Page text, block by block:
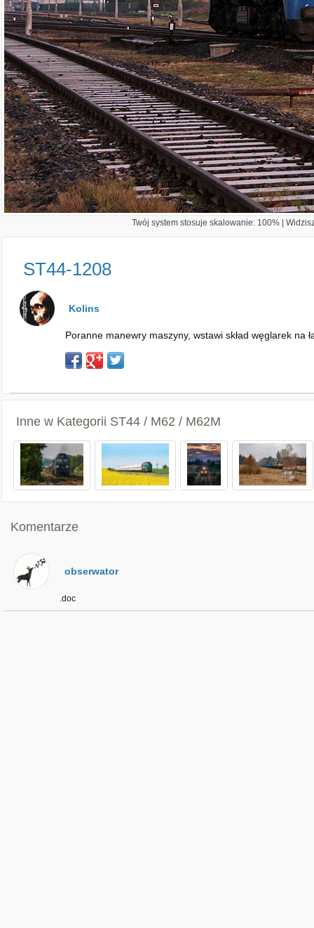
Twój system stosuje skalowanie: 100% |
ST44-1208
Kolins
Poranne manewry maszyny, wstawi skład węglarek na
Inne w Kategorii ST44 / M62 / M62M
Komentarze
obserwator
.doc